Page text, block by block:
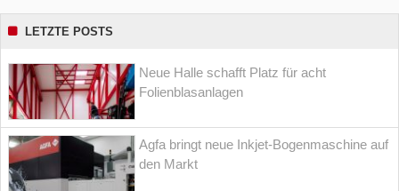
LETZTE POSTS
Neue Halle schafft Platz für acht
Folienblasanlagen
Agfa bringt neue Inkjet-Bogenmaschine auf
den Markt